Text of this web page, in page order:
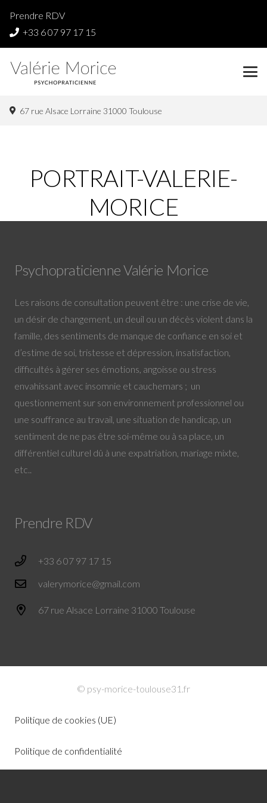
Prendre RDV
+33 6 07 97 17 15
67 rue Alsace Lorraine 31000 Toulouse
PORTRAIT-VALERIE-
MORICE
Psychopraticienne Valérie Morice
Les raisons de consultation peuvent être : une crise de vie,
un désir de changement, un deuil ou un décès violent dans la
famille, des sentiments de manque de confiance en soi et
d’estime de soi, tristesse et dépression, insatisfaction,
difficultés à gérer ses émotions, angoisse ou stress
envahissant avec insomnie et cauchemars ; un
questionnement sur son environnement professionnel ou
une souffrance au travail, une situation de handicap, un
sentiment de ne pas être soi-même ou à sa place, un
différentiel culturel dû à une expatriation, mariage mixte,
etc..
Prendre RDV
+33 6 07 97 17 15
valerymorice@gmail.com
67 rue Alsace Lorraine 31000 Toulouse
© psy-morice-toulouse31.fr
Politique de cookies (UE)
Politique de confidentialité